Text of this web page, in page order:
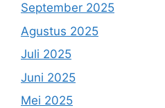
September 2025
Agustus 2025
Juli 2025
Juni 2025
Mei 2025